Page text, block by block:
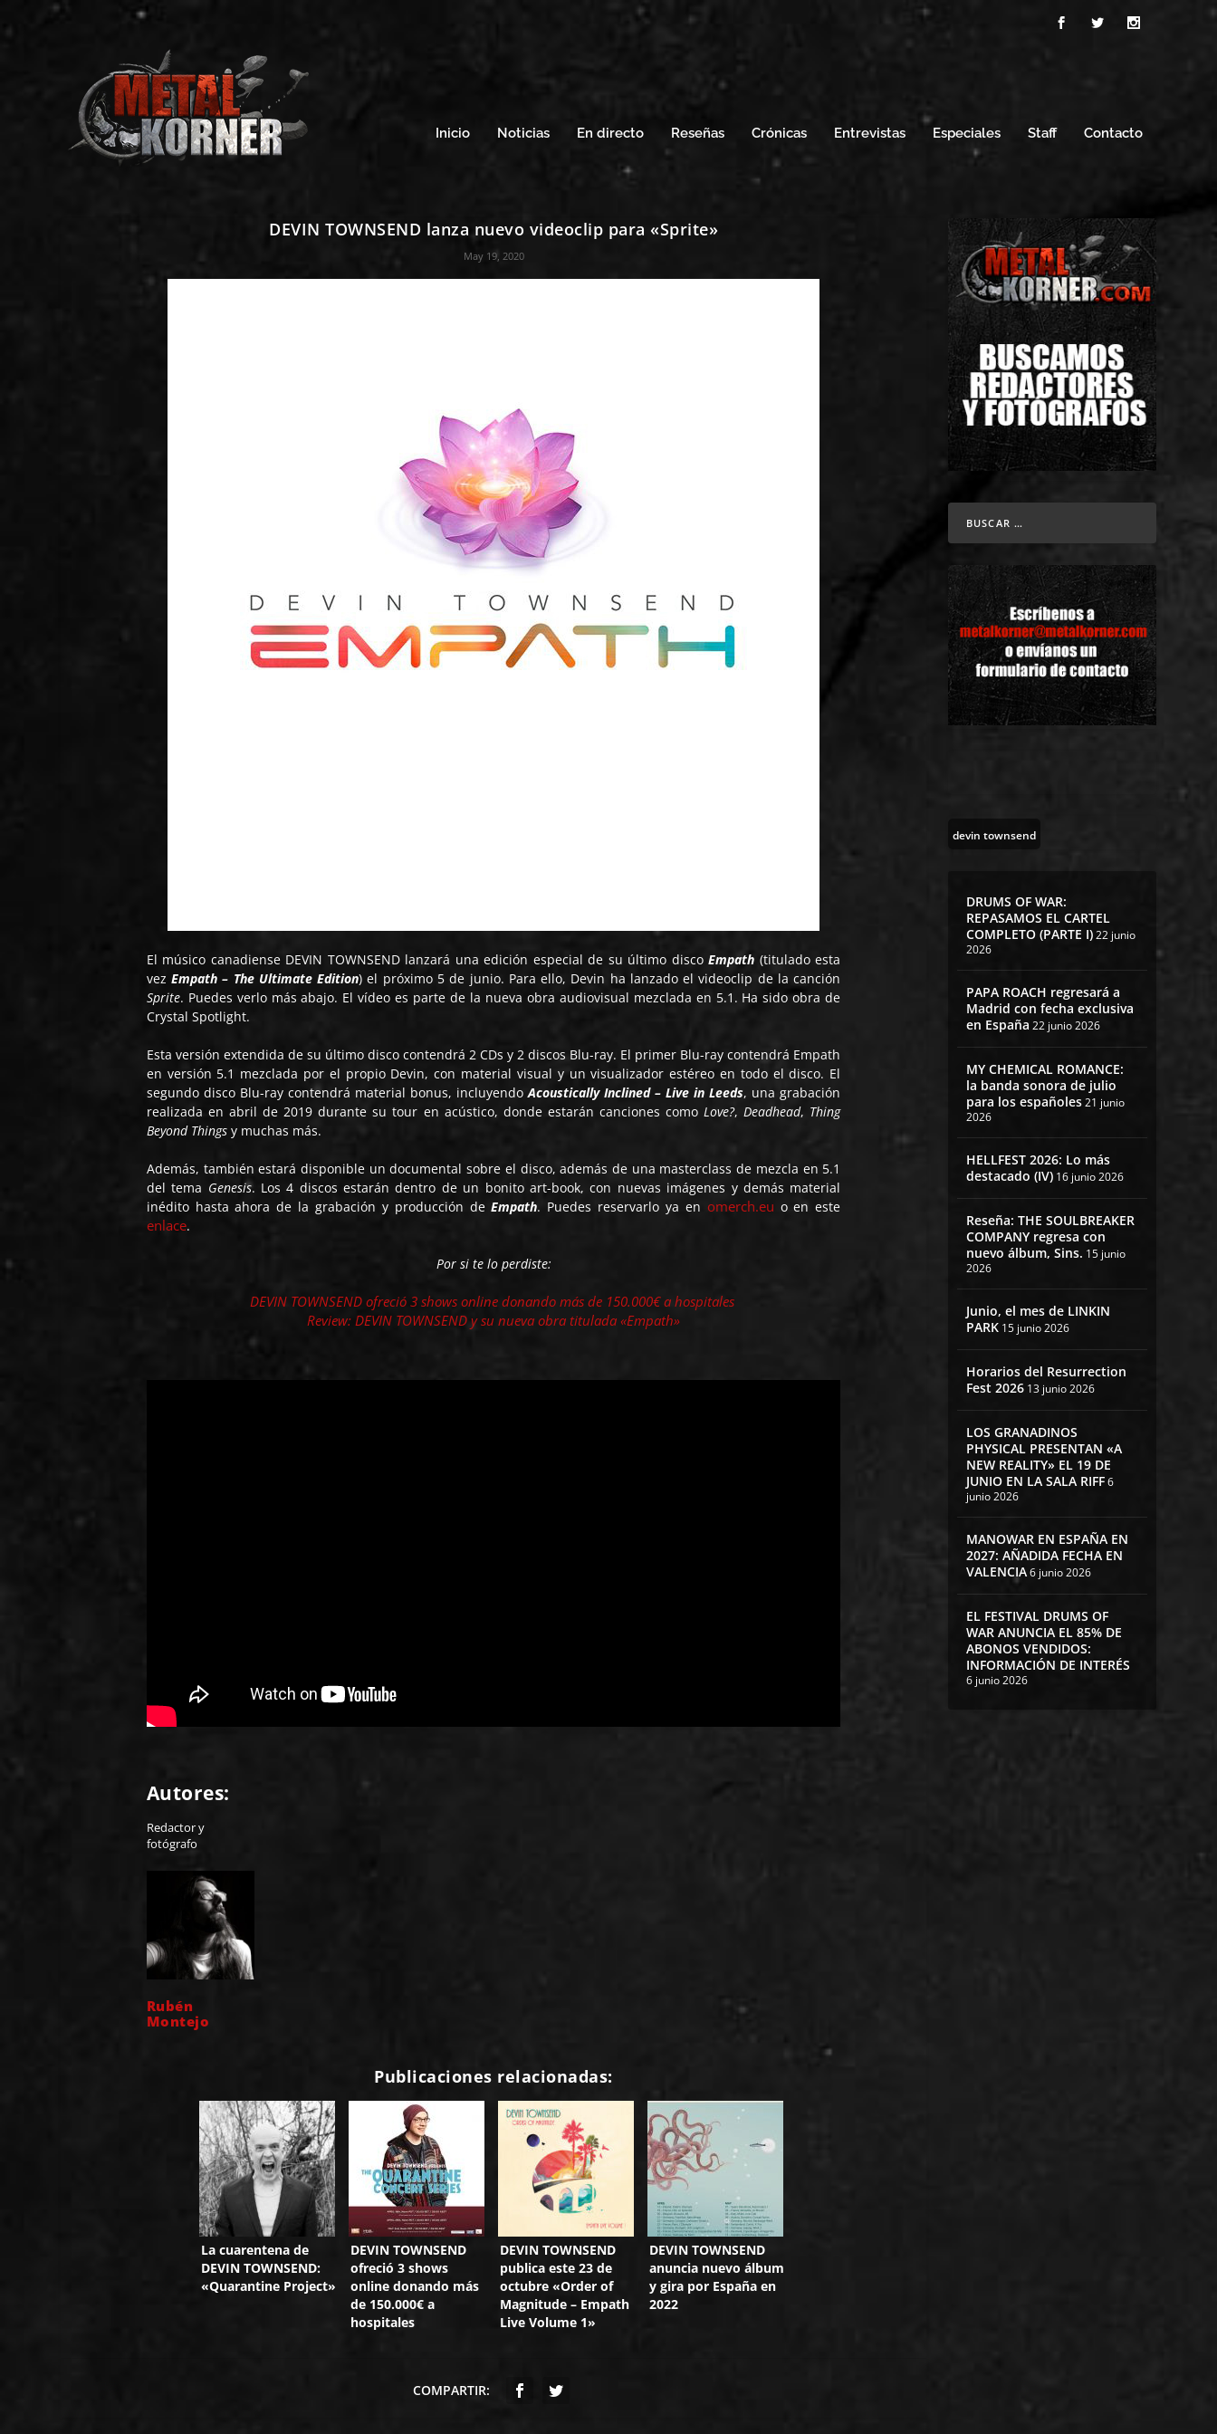
Inicio Noticias En directo Reseñas Crónicas Entrevistas Especiales Staff Contacto
DEVIN TOWNSEND lanza nuevo videoclip para «Sprite»
May 19, 2020
El músico canadiense DEVIN TOWNSEND lanzará una edición especial de su último discoEmpath (titulado esta
vezEmpath – The Ultimate Edition) el próximo 5 de junio. Para ello, Devin ha lanzado el videoclip de la canción
Sprite. Puedes verlo más abajo. El vídeo es parte de la nueva obra audiovisual mezclada en 5.1. Ha sido obra de
Crystal Spotlight.
Esta versión extendida de su último disco contendrá 2 CDs y 2 discos Blu-ray. El primer Blu-ray contendrá Empath
en versión 5.1 mezclada por el propio Devin, con material visual y un visualizador estéreo en todo el disco. El
segundo disco Blu-ray contendrá material bonus, incluyendoAcoustically Inclined – Live in Leeds, una grabación
realizada en abril de 2019 durante su tour en acústico, donde estarán canciones comoLove?,Deadhead, Thing
Beyond Thingsy muchas más.
Además, también estará disponible un documental sobre el disco, además de una masterclass de mezcla en 5.1
del tema Genesis. Los 4 discos estarán dentro de un bonito art-book, con nuevas imágenes y demás material
inédito hasta ahora de la grabación y producción deEmpath. Puedes reservarlo ya en omerch.eu o en este
enlace.
Por si te lo perdiste:
DEVIN TOWNSEND ofreció 3 shows online donando más de 150.000€ a hospitales
Review: DEVIN TOWNSEND y su nueva obra titulada «Empath»
Autores:
Redactor y
fotógrafo
Rubén
Montejo
Publicaciones relacionadas:
La cuarentena de
DEVIN TOWNSEND:
«Quarantine Project»
DEVIN TOWNSEND
ofreció 3 shows
online donando más
de 150.000€ a
hospitales
DEVIN TOWNSEND
publica este 23 de
octubre «Order of
Magnitude – Empath
Live Volume 1»
DEVIN TOWNSEND
anuncia nuevo álbum
y gira por España en
2022
COMPARTIR:
devin townsend
DRUMS OF WAR:
REPASAMOS EL CARTEL
COMPLETO (PARTE I)22 junio
2026
PAPA ROACH regresará a
Madrid con fecha exclusiva
en España 22 junio 2026
MY CHEMICAL ROMANCE:
la banda sonora de julio
para los españoles21 junio
2026
HELLFEST 2026: Lo más
destacado (IV) 16 junio 2026
Reseña: THE SOULBREAKER
COMPANY regresa con
nuevo álbum, Sins. 15 junio
2026
Junio, el mes de LINKIN
PARK 15 junio 2026
Horarios del Resurrection
Fest 2026 13 junio 2026
LOS GRANADINOS
PHYSICAL PRESENTAN «A
NEW REALITY» EL 19 DE
JUNIO EN LA SALA RIFF6
junio 2026
MANOWAR EN ESPAÑA EN
2027: AÑADIDA FECHA EN
VALENCIA6 junio 2026
EL FESTIVAL DRUMS OF
WAR ANUNCIA EL 85% DE
ABONOS VENDIDOS:
INFORMACIÓN DE INTERÉS
6 junio 2026